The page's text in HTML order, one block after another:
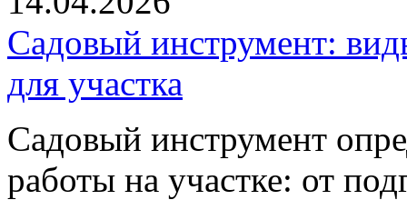
Садовый инструмент:
для участка
Садовый инструмент
работы на участке: от